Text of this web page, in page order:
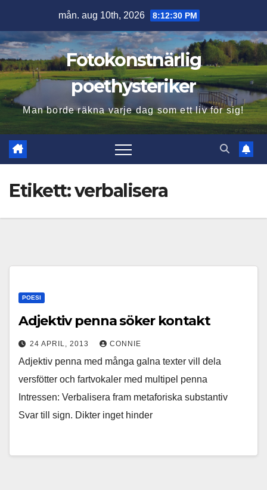
innehåll
mån. aug 10th, 2026 8:12:31 PM
Fotokonstnärlig
poethysteriker
Man borde räkna varje dag som ett liv för sig!
Etikett:verbalisera
POESI
Adjektiv penna söker kontakt
24 APRIL, 2013 CONNIE
Adjektiv penna med många galna texter vill dela
versfötter och fartvokaler med multipel penna
Intressen: Verbalisera fram metaforiska substantiv
Svar till sign. Dikter inget hinder